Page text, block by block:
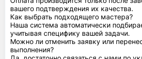
вашего подтверждения их качества.
Как выбрать подходящего мастера?
Наша система автоматически
учитывая специфику вашей задачи.
Можно ли отменить заявку или
выполнения?